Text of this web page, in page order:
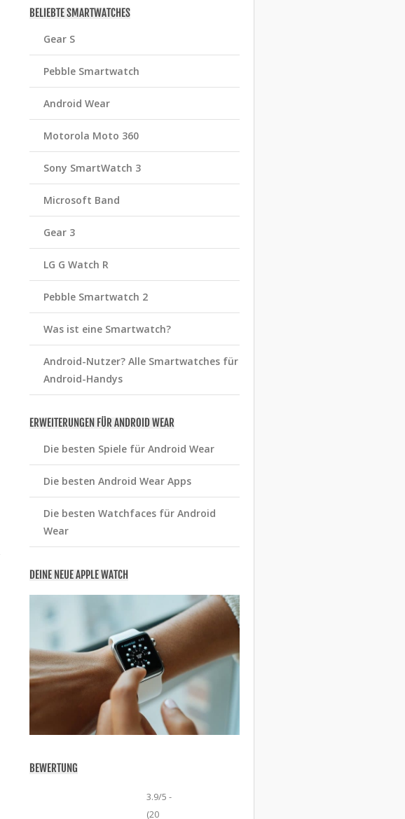
BELIEBTE SMARTWATCHES
Gear S
Pebble Smartwatch
Android Wear
Motorola Moto 360
Sony SmartWatch 3
Microsoft Band
Gear 3
LG G Watch R
Pebble Smartwatch 2
Was ist eine Smartwatch?
Android-Nutzer? Alle Smartwatches für
Android-Handys
ERWEITERUNGEN FÜR ANDROID WEAR
Die besten Spiele für Android Wear
Die besten Android Wear Apps
Die besten Watchfaces für Android
Wear
DEINE NEUE APPLE WATCH
BEWERTUNG
3.9/5 -
(20